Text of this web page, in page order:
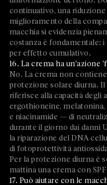
continuativo, una
miglioramento della
macchia si evidenzia
costanza è fondamentale:
per effetto cumulativo.
16. La crema ha un'azione
No. La crema non
protezione solare diurna.
riferisce alla capacità degli
ergothioneine,
e niacinamide — di
durante il giorno dai danni
la riparazione del DNA
di fotoprotettività
Per la protezione diurna è
mattina una crema con
17. Può aiutare con le